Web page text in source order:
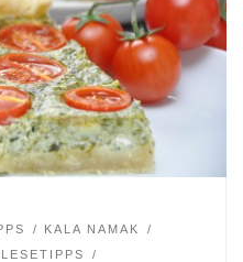
KALA NAMAK
LESETIPPS